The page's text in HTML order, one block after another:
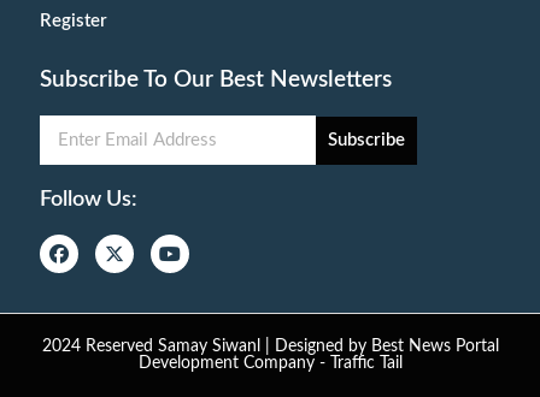
Register
Subscribe To Our Best Newsletters
Subscribe
Follow Us:
2024 Reserved Samay Siwanl | Designed by Best News Portal
Development Company- Traffic Tail